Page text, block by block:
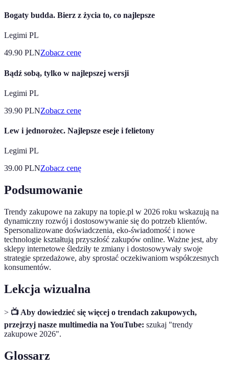
Bogaty budda. Bierz z życia to, co najlepsze
Legimi PL
49.90 PLNZobacz cenę
Bądź sobą, tylko w najlepszej wersji
Legimi PL
39.90 PLNZobacz cenę
Lew i jednorożec. Najlepsze eseje i felietony
Legimi PL
39.00 PLNZobacz cenę
Podsumowanie
Trendy zakupowe na zakupy na topie.pl w 2026 roku wskazują na
dynamiczny rozwój i dostosowywanie się do potrzeb klientów.
Spersonalizowane doświadczenia, eko-świadomość i nowe
technologie kształtują przyszłość zakupów online. Ważne jest, aby
sklepy internetowe śledziły te zmiany i dostosowywały swoje
strategie sprzedażowe, aby sprostać oczekiwaniom współczesnych
konsumentów.
Lekcja wizualna
> 📺 Aby dowiedzieć się więcej o trendach zakupowych,
przejrzyj nasze multimedia na YouTube: szukaj "trendy
zakupowe 2026".
Glossarz